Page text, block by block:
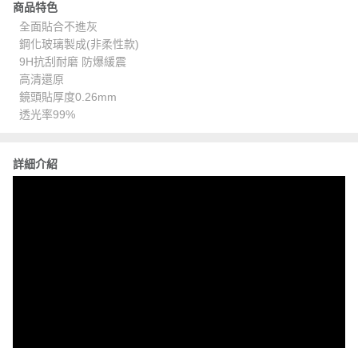
商品特色
全面貼合不進灰
鋼化玻璃製成(非柔性款)
9H抗刮耐磨 防爆緩震
高清還原
鏡頭貼厚度0.26mm
透光率99%
詳細介紹